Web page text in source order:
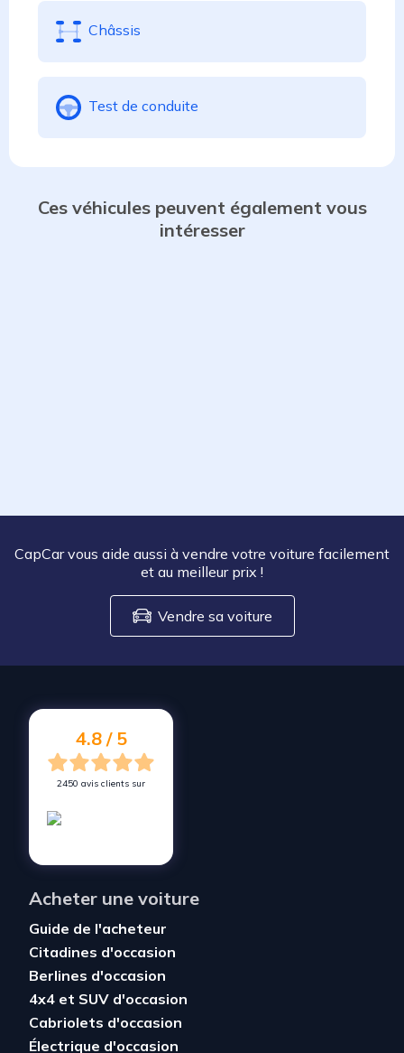
Châssis
Test de conduite
Ces véhicules peuvent également vous
intéresser
CapCar vous aide aussi à vendre votre voiture facilement
et au meilleur prix !
Vendre sa voiture
4.8 / 5
2450 avis clients sur
Acheter une voiture
Guide de l'acheteur
Citadines d'occasion
Berlines d'occasion
4x4 et SUV d'occasion
Cabriolets d'occasion
Électrique d'occasion